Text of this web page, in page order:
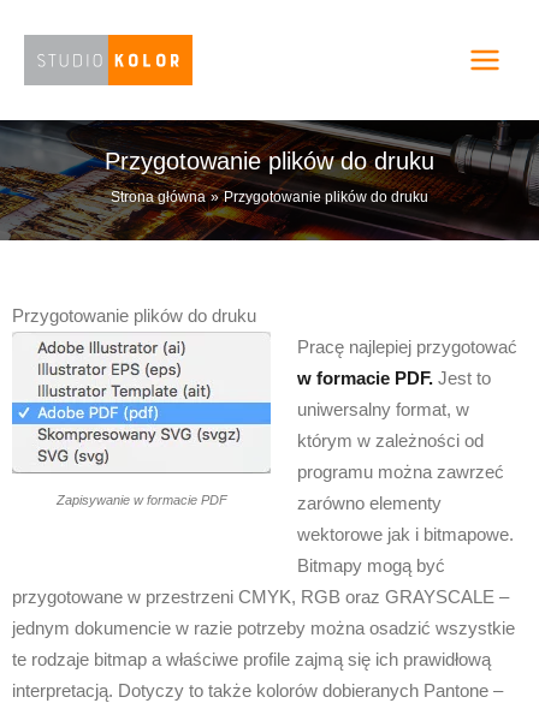
Przygotowanie plików do druku
Strona główna Przygotowanie plików do druku
Przygotowanie plików do druku
Zapisywanie w formacie PDF
Pracę najlepiej przygotować
w formacie PDF.Jest to
uniwersalny format, w
którym w zależności od
programu można zawrzeć
zarówno elementy
wektorowe jak i bitmapowe.
Bitmapy mogą być
przygotowane w przestrzeni CMYK, RGB oraz GRAYSCALE –
jednym dokumencie w razie potrzeby można osadzić wszystkie
te rodzaje bitmap a właściwe profile zajmą się ich prawidłową
interpretacją. Dotyczy to także kolorów dobieranych Pantone –